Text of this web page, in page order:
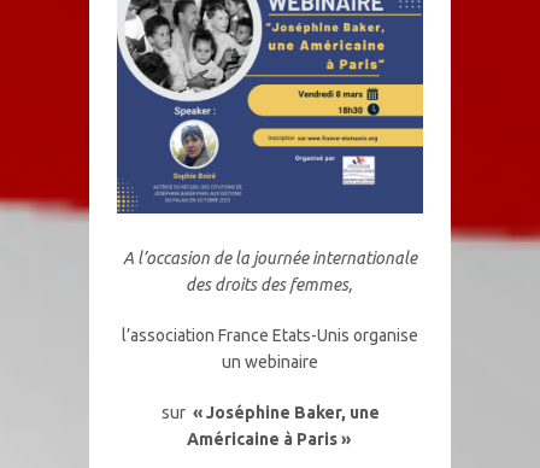
A l’occasion de la journée internationale
des droits des femmes,
l’association France Etats-Unis organise
un webinaire
sur « Joséphine Baker, une
Américaine à Paris »